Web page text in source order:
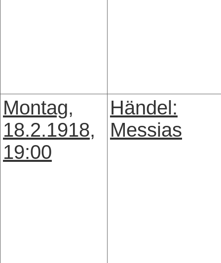
Montag,
18.2.1918,
19:00
Händel:
Messias